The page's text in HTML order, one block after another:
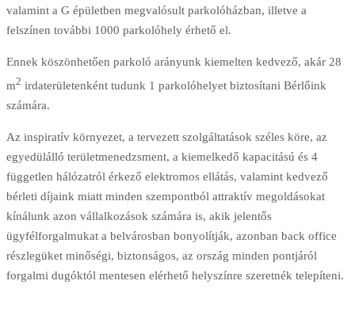
valamint a G épületben megvalósult parkolóházban, illetve a
felszínen további 1000 parkolóhely érhető el.
Ennek köszönhetően parkoló arányunk kiemelten kedvező, akár 28
m2 irdaterületenként tudunk 1 parkolóhelyet biztosítani Bérlőink
számára.
Az inspiratív környezet, a tervezett szolgáltatások széles köre, az
egyedülálló területmenedzsment, a kiemelkedő kapacitású és 4
független hálózatról érkező elektromos ellátás, valamint kedvező
bérleti díjaink miatt minden szempontból attraktív megoldásokat
kínálunk azon vállalkozások számára is, akik jelentős
ügyfélforgalmukat a belvárosban bonyolítják, azonban back office
részlegüket minőségi, biztonságos, az ország minden pontjáról
forgalmi dugóktól mentesen elérhető helyszínre szeretnék telepíteni.